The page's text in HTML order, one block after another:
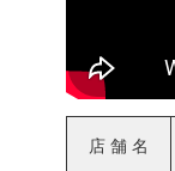
店 舗 名